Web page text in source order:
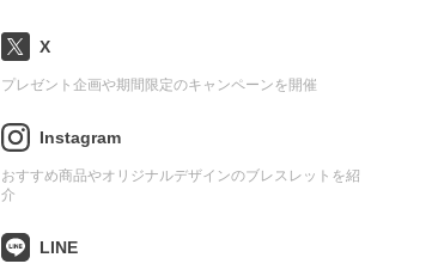
X
プレゼント企画や期間限定のキャンペーンを開催
Instagram
おすすめ商品やオリジナルデザインのブレスレットを紹
介
LINE